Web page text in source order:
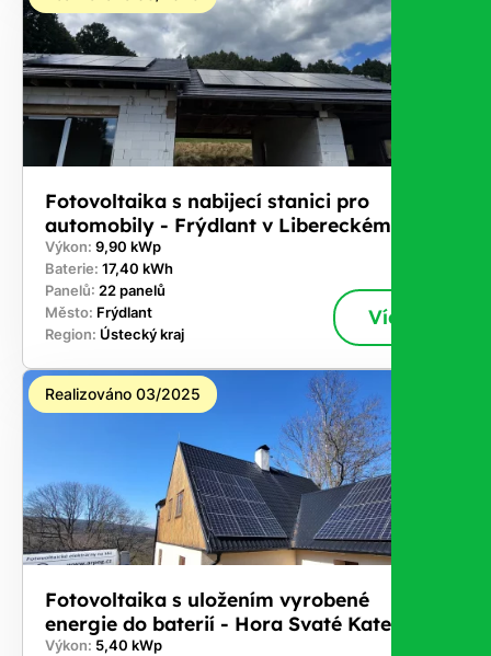
Fotovoltaika s nabijecí stanici pro
automobily - Frýdlant v Libereckém kraji
Výkon: 9,90 kWp
Baterie: 17,40 kWh
Panelů: 22 panelů
Město: Frýdlant
Region: Ústecký kraj
Více
Realizováno 03/2025
Fotovoltaika s uložením vyrobené
energie do baterií - Hora Svaté Kateřiny
Výkon: 5,40 kWp